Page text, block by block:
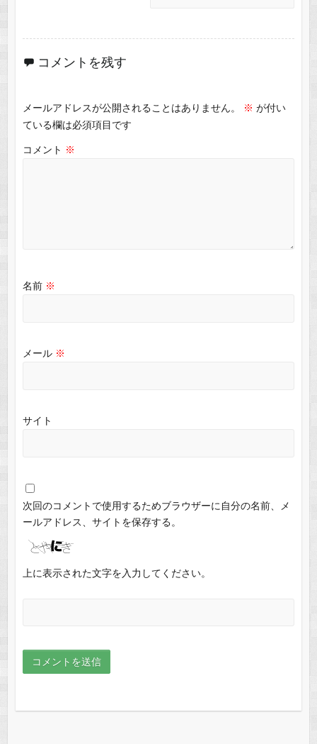
コメントを残す
メールアドレスが公開されることはありません。 ※ が付い
ている欄は必須項目です
コメント ※
名前 ※
メール ※
サイト
次回のコメントで使用するためブラウザーに自分の名前、メ
ールアドレス、サイトを保存する。
上に表示された文字を入力してください。